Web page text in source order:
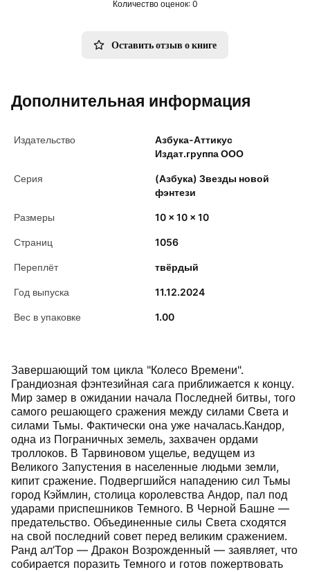
Количество оценок: 0
Оставить отзыв о книге
Дополнительная информация
Издательство
Азбука-Аттикус
Издат.группа ООО
Серия
(Азбука) Звезды новой
фэнтези
Размеры 10 x 10 x 10
Страниц 1056
Переплёт твёрдый
Год выпуска 11.12.2024
Вес в упаковке 1.00
Завершающий том цикла "Колесо Времени".
Грандиозная фэнтезийная сага приближается к концу.
Мир замер в ожидании начала Последней битвы, того
самого решающего сражения между силами Света и
силами Тьмы. Фактически она уже началась.Кандор,
одна из Пограничных земель, захвачен ордами
троллоков. В Тарвиновом ущелье, ведущем из
Великого Запустения в населенные людьми земли,
кипит сражение. Подвергшийся нападению сил Тьмы
город Кэймлин, столица королевства Андор, пал под
ударами приспешников Темного. В Черной Башне —
предательство. Объединенные силы Света сходятся
на свой последний совет перед великим сражением.
Ранд ал’Тор — Дракон Возрожденный — заявляет, что
собирается поразить Темного и готов пожертвовать